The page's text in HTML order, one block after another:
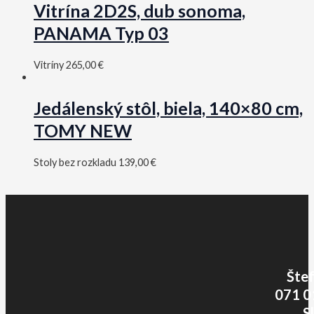
Vitrína 2D2S, dub sonoma,
PANAMA Typ 03
Vitríny265,00€
Jedálenský stôl, biela, 140×80 cm,
TOMY NEW
Stoly bez rozkladu 139,00€
071